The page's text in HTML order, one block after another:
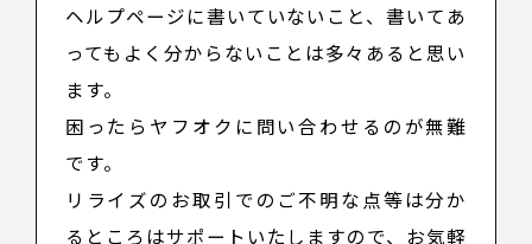
ヘルプページに書いていないこと、書いてあ
ってもよく分からないことは多々あると思い
ます。
困ったらヤフオクに問い合わせるのが無難
です。
リライズのお取引でのご不明な点等は分か
るところはサポートいたしますので、お気軽